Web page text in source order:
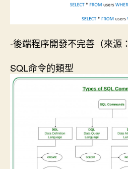
-後端程序開發不完善（來源：
SQL命令的類型